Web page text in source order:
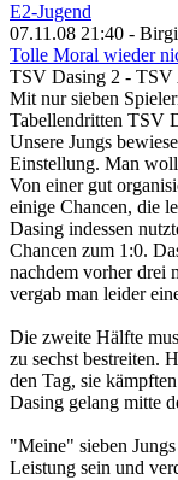
E2-Jugend
07.11.08 21:40 -
Tolle Moral wieder
TSV Dasing 2 -
Mit nur sieben
Tabellendritten TSV
Unsere Jungs
Einstellung. Man
Von einer gut
einige Chancen, die
Dasing indessen
Chancen zum 1:0.
nachdem vorher drei
vergab man leider
Die zweite Hälfte
zu sechst bestreiten.
den Tag, sie
Dasing gelang mitte
"Meine" sieben
Leistung sein und